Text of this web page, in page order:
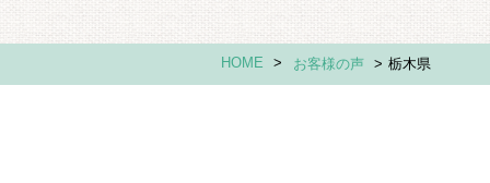
HOME > お客様の声 > 栃木県